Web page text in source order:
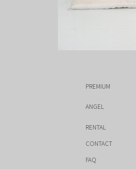
PREMIUM
ANGEL
RENTAL
CONTACT
FAQ